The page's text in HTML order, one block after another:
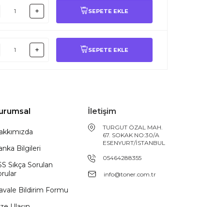
SEPETE EKLE
SEPETE EKLE
Bilgileri
Sıkça Sorulan
Bildirim Formu
İletişim
TURGUT ÖZAL MAH.
67. SOKAK NO:30/A
ESENYURT/İSTANBUL
05464288355
info@toner.com.tr